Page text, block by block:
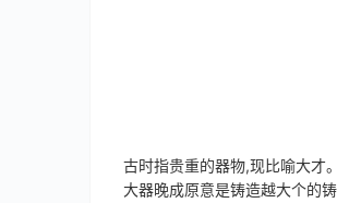
古时指贵重的器物,现比喻大才
大器晚成原意是铸造越大个的